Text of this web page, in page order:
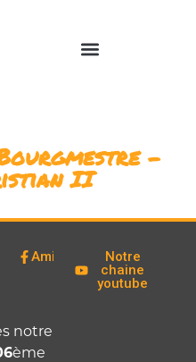
–
II
Amicale
Notre
chaine
youtube
notre
ème